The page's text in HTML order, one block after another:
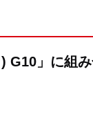
G10」に組